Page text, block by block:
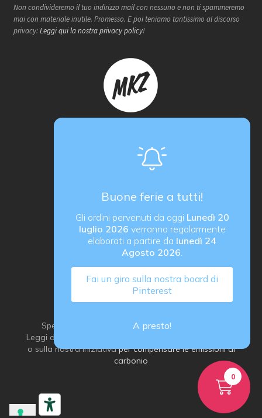
Buone ferie a tutti!
Gli ordini pervenuti da oggi Lunedì 20
luglio 2026 verranno regolarmente
elaborati a partire da lunedì 24
Agosto 2026.
Fai un giro sulla nostra board di
Pinterest
A presto!
Non condivideremo il tuo indirizzo mail con nessuno e non ti spammeremo
mai con materiale inutile. Promesso. E poi teniamo tantissimo al discorso
privacy:Leggi qui la nostra privacy policy!
proActiva / redcell
Sede operativa
via G. Ungaretti 14, 24040 Verdellino (BG) Italy
P. IVA IT03184540163
Spediamo con grande attenzione all’ambiente:
Leggi di più sulla
o sulla nostra iniziativaper compensare le emissioni di
carbonio
0